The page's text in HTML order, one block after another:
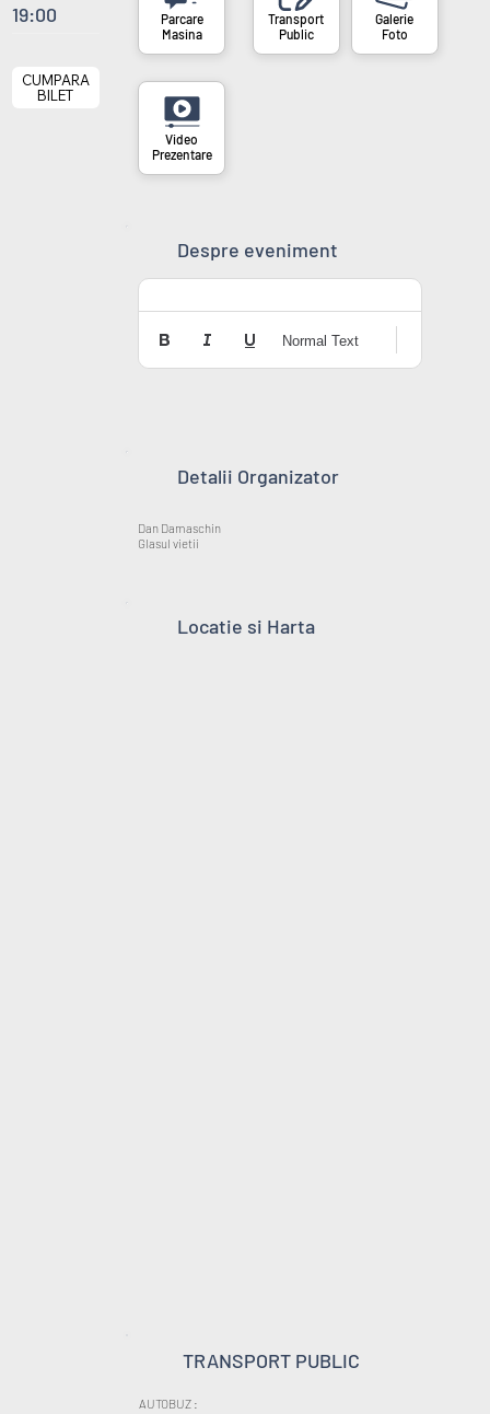
Masina
Transport
Public
Galerie
Foto
Video
Prezentare
Despre eveniment
Normal Text
Detalii Organizator
Dan Damaschin
Glasul vietii
Locatie si Harta
TRANSPORT PUBLIC
AUTOBUZ :
19:00
CUMPARA
BILET